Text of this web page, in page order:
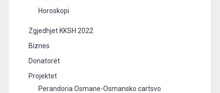
Horoskopi
Zgjedhjet KKSH 2022
Biznes
Donatorët
Projektet
Perandoria Osmane-Osmansko cartsvo